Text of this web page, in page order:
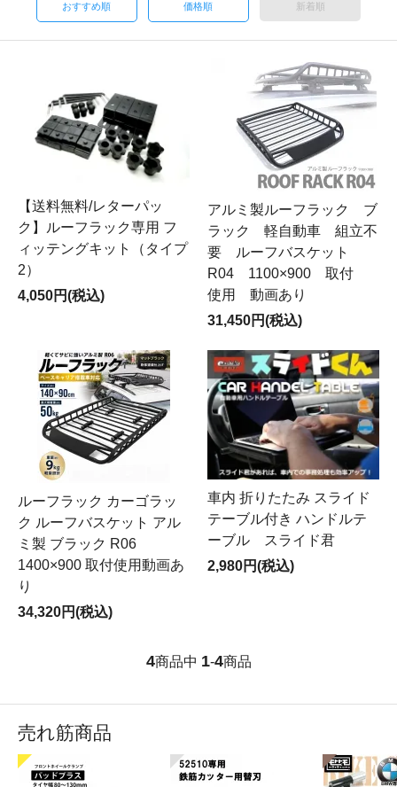
おすすめ順 価格順 新着順
【送料無料/レターパッ
ク】ルーフラック専用 フ
ィッテングキット（タイプ
2）
4,050円(税込)
アルミ製ルーフラック ブ
ラック 軽自動車 組立不
要 ルーフバスケット
R04 1100×900 取付
使用 動画あり
31,450円(税込)
ルーフラック カーゴラッ
ク ルーフバスケット アル
ミ製 ブラック R06
1400×900 取付使用動画あ
り
34,320円(税込)
車内 折りたたみ スライド
テーブル付き ハンドルテ
ーブル スライド君
2,980円(税込)
4商品中 1-4商品
売れ筋商品